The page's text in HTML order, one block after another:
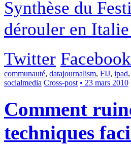
Synthèse du
dérouler en
Twitter Facebook
communauté, datajournalism, FIJ, ipad,
socialmedia Cross-post • 23 mars 2010
Comment
techniques